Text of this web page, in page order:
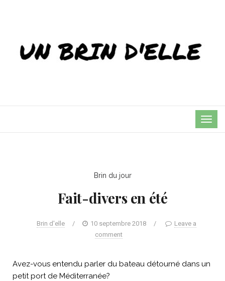
Brin du jour
Fait-divers en été
Brin d'elle / 10 septembre 2018 /
Leave a
comment
Avez-vous entendu parler du bateau détourné dans un
petit port de Méditerranée?